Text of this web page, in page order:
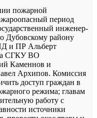
пожарной
период
инженер-
Дубовскому району
и ПР Альберт
СГКУ ВО
Каменнов и
Архипов. Комиссия
доступ граждан в
режима; главам
работу с
источники